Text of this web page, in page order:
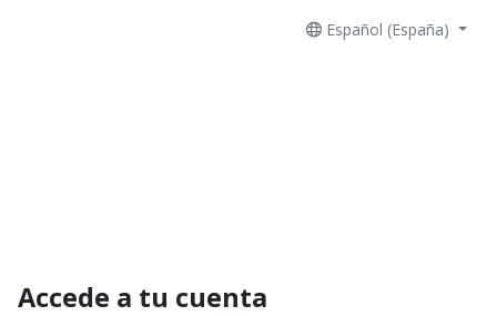
Español (España)
Accede a tu cuenta